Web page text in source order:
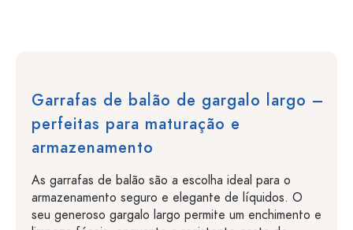
Garrafas de balão de gargalo largo –
perfeitas para maturação e
armazenamento
As garrafas de balão são a escolha ideal para o
armazenamento seguro e elegante de líquidos. O
seu generoso gargalo largo permite um enchimento e